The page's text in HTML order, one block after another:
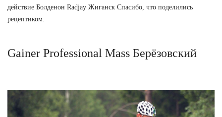
действие Болденон Radjay Жиганск Спасибо, что поделились
рецептиком.
Gainer Professional Mass Берёзовский